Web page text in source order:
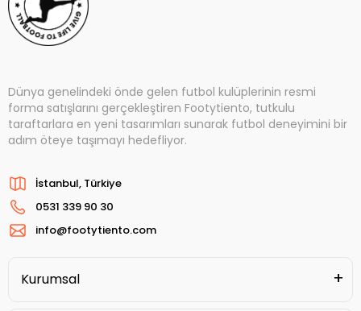
Dünya genelindeki önde gelen futbol kulüplerinin resmi
forma satışlarını gerçekleştiren Footytiento, tutkulu
taraftarlara en yeni tasarımları sunarak futbol deneyimini bir
adım öteye taşımayı hedefliyor.
İstanbul, Türkiye
0531 339 90 30
info@footytiento.com
Kurumsal